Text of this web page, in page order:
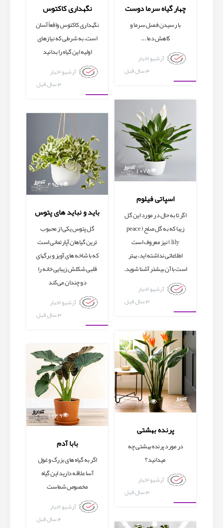
نگهداری کاکتوس
نگهداری کاکتوس واقعاً آسان
است، به شرطی که نیازهای
اولیه این گیاه را بدانید
آرشیو اخبار
3 سال قبل
چهار گیاه سرما دوست
با رسیدن فصل سرما و
کاهش دما ...
آرشیو اخبار
3 سال قبل
1078
اسپاتی فیلوم
اگر تا به حال در مورد این گل
زیبا که به گل صلح ( peace
lily ) نیز معروف است
اطلاعاتی نداشته اید، بهتر
است با آن بیشتر آشنا شوید.
آرشیو اخبار
3 سال قبل
2959
باید و نباید های پتوس
گل پتوس یکی از محبوب
ترین گیاهان آپارتمانی است
که با شاخه های آویز و برگهای
قلبی شکلش زیبایی خانه را
دو چندان می‌کند
آرشیو اخبار
3 سال قبل
1106
پرنده بهشتی
در مورد پرنده بهشتی چه
میدانید ؟
آرشیو اخبار
3 سال قبل
1049
بابا آدم
اگر به گیاه های بزرگ و غول
آسا علاقه دارید این گیاه
مخصوص شماست
آرشیو اخبار
4 سال قبل